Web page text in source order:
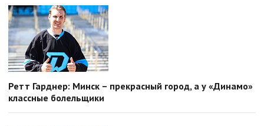
Ретт Гарднер: Минск – прекрасный город, а у «Динамо»
классные болельщики